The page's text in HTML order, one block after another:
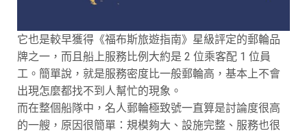
它也是較早獲得《福布斯旅遊指南》星級評定的郵輪品
牌之一，而且船上服務比例大約是 2 位乘客配 1 位員
工。簡單說，就是服務密度比一般郵輪高，基本上不會
出現怎麼都找不到人幫忙的現象。
而在整個船隊中，名人郵輪極致號一直算是討論度很高
的一艘，原因很簡單：規模夠大、設施完整、服務也很